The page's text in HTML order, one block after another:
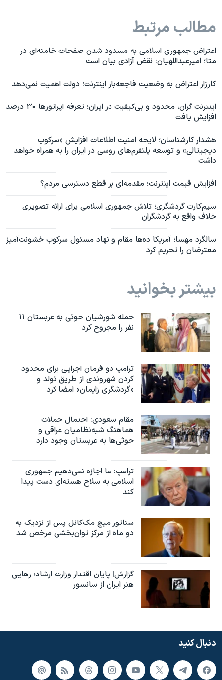
مطالب مرتبط
اعتراض جمهوری اسلامی به مسدود شدن صفحات خامنه‌ای در
متا؛ امیرعبداللهیان: نقض آزادی بیان است
کارزار اعتراض به وضعیت فاجعه‌بار اینترنت؛ دولت اهمیت نمی‌دهد
اینترنت گران، محدود و بی‌کیفیت در ایران؛ تعرفه اپراتورها ۳۰ درصد
افزایش یافت
هشدار کارشناسان؛ لایحه امنیت اطلاعات افزایش «سرکوب
دیجیتالی» و توسعه پلتفرم‌های روسی در ایران را به همراه خواهد
داشت
افزایش قیمت اینترنت؛ مقدمه‌ای بر قطع دسترسی مردم؟
سیم‌کارت گردشگری؛ تلاش جمهوری اسلامی برای ارائه تصویری
خلاف واقع به گردشگران
سالگرد مهسا؛ آمریکا ده‌ها مقام و نهاد مسئول سرکوب خشونت‌آمیز
معترضان را تحریم کرد
بیشتر بخوانید
حمله شورشیان حوثی به عربستان ۱۱
نفر را مجروح کرد
ترامپ دو فرمان اجرایی برای محدود
کردن شهروندی از طریق تولد و
«گردشگری زایمان» امضا کرد
مقام سعودی: احتمال حملات
هماهنگ شبه‌نظامیان عراقی و
حوثی‌ها به عربستان وجود دارد
ترامپ: ما اجازه نمی‌دهیم جمهوری
اسلامی به سلاح هسته‌ای دست پیدا
کند
سناتور میچ مک‌کانل پس از نزدیک به
دو ماه از مرکز توان‌بخشی مرخص شد
گزارش| پایان اقتدار وزارت ارشاد؛ رهایی
هنر ایران از سانسور
دنبال کنید